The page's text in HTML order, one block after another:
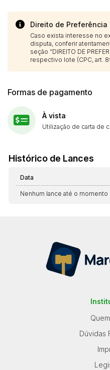
Direito de Preferência
Caso exista interesse no
disputa, conferir
seção “DIREITO DE
respectivo lote (CPC, art.
Formas de pagamento
À vista
Utilização de carta de
Histórico de Lances
Data
Nenhum lance até o momento
Dúvidas